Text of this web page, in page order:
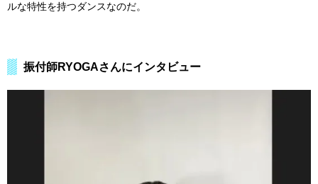
ルな特性を持つダンスなのだ。
振付師RYOGAさんにインタビュー